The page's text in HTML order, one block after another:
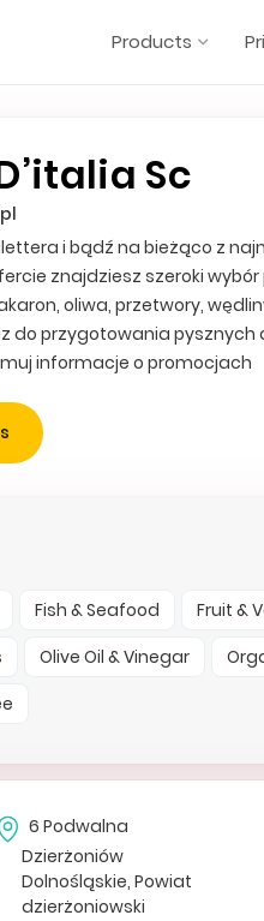
Products
Sc
i bądź na bieżąco z
znajdziesz szeroki
oliwa, przetwory,
do przygotowania pysznych
informacje o promocjach
Fish & Seafood Fruit &
Olive Oil & Vinegar
6 Podwalna
Dzierżoniów
Dolnośląskie, Powiat
dzierżoniowski